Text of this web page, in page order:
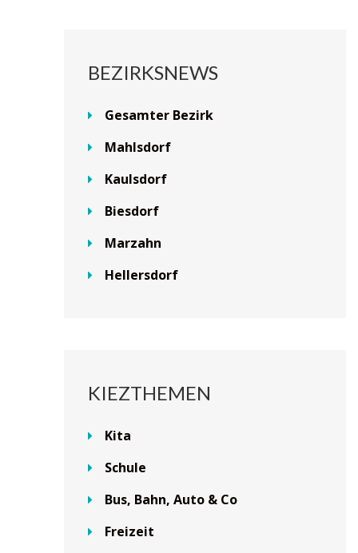
BEZIRKSNEWS
Gesamter Bezirk
Mahlsdorf
Kaulsdorf
Biesdorf
Marzahn
Hellersdorf
KIEZTHEMEN
Kita
Schule
Bus, Bahn, Auto & Co
Freizeit